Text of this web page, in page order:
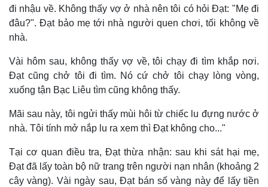
Thế giới
Quan sát
Cuộc sống đó đây
Hồ sơ
Multimedia
Video
Ảnh
E-Magazine
đi nhậu về. Không thấy vợ ở nhà nên tôi có hỏi Đạt: "Mẹ đi
đâu?". Đạt bảo mẹ tới nhà người quen chơi, tối không về
nhà.
Vài hôm sau, không thấy vợ về, tôi chạy đi tìm khắp nơi.
Đạt cũng chở tôi đi tìm. Nó cứ chở tôi chạy lòng vòng,
xuống tận Bạc Liêu tìm cũng không thấy.
Mãi sau này, tôi ngửi thấy mùi hôi từ chiếc lu đựng nước ở
nhà. Tôi tính mở nắp lu ra xem thì Đạt không cho..."
Tại cơ quan điều tra, Đạt thừa nhận: sau khi sát hại mẹ,
Đạt đã lấy toàn bộ nữ trang trên người nạn nhân (khoảng 2
cây vàng). Vài ngày sau, Đạt bán số vàng này để lấy tiền